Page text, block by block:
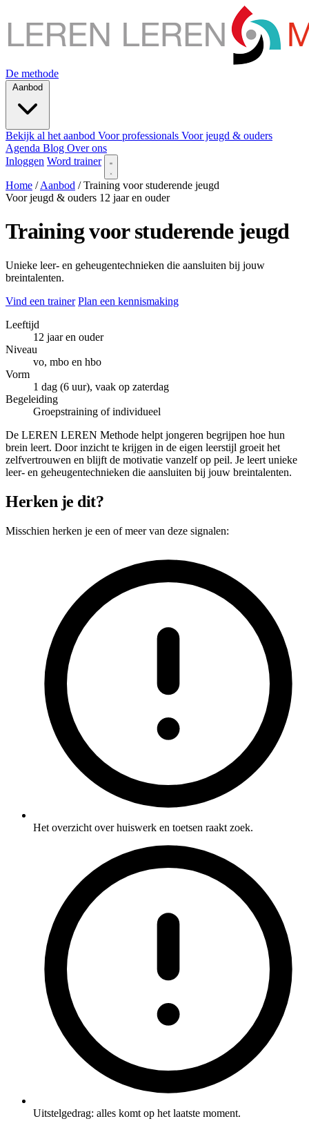
De methode
Bekijk al het aanbod Voor professionals Voor jeugd & ouders
Agenda Blog Over ons
Inloggen Word trainer
Home / Aanbod / Training voor studerende jeugd
Voor jeugd & ouders 12 jaar en ouder
Training voor studerende jeugd
Unieke leer- en geheugentechnieken die aansluiten bij jouw
breintalenten.
Vind een trainer Plan een kennismaking
Leeftijd
12 jaar en ouder
Niveau
vo, mbo en hbo
Vorm
1 dag (6 uur), vaak op zaterdag
Begeleiding
Groepstraining of individueel
De LEREN LEREN Methode helpt jongeren begrijpen hoe hun
brein leert. Door inzicht te krijgen in de eigen leerstijl groeit het
zelfvertrouwen en blijft de motivatie vanzelf op peil. Je leert unieke
leer- en geheugentechnieken die aansluiten bij jouw breintalenten.
Herken je dit?
Misschien herken je een of meer van deze signalen:
Het overzicht over huiswerk en toetsen raakt zoek.
Uitstelgedrag: alles komt op het laatste moment.